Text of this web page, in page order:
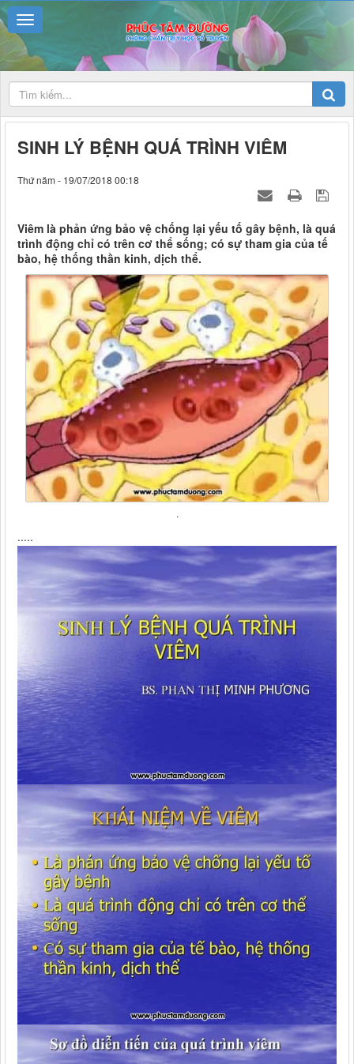
SINH LÝ BỆNH QUÁ TRÌNH VIÊM
Thứ năm - 19/07/2018 00:18
Viêm là phản ứng bảo vệ chống lại yếu tố gây bệnh, là quá
trình động chỉ có trên cơ thể sống; có sự tham gia của tế
bào, hệ thống thần kinh, dịch thể.
.
.....